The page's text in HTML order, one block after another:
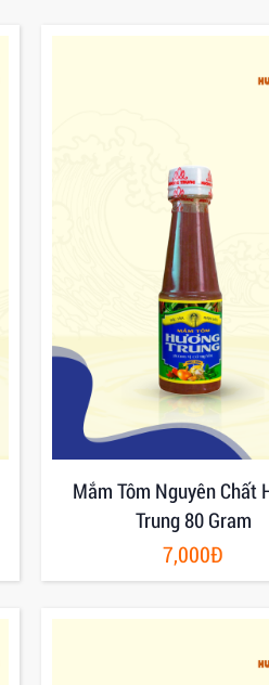
Mắm Tôm Nguyên Chất
Trung 80 Gram
7,000Đ